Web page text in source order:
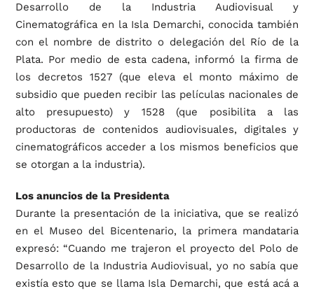
Desarrollo de la Industria Audiovisual y
Cinematográfica en la Isla Demarchi, conocida también
con el nombre de distrito o delegación del Río de la
Plata. Por medio de esta cadena, informó la firma de
los decretos 1527 (que eleva el monto máximo de
subsidio que pueden recibir las películas nacionales de
alto presupuesto) y 1528 (que posibilita a las
productoras de contenidos audiovisuales, digitales y
cinematográficos acceder a los mismos beneficios que
se otorgan a la industria).
Los anuncios de la Presidenta
Durante la presentación de la iniciativa, que se realizó
en el Museo del Bicentenario, la primera mandataria
expresó: “Cuando me trajeron el proyecto del Polo de
Desarrollo de la Industria Audiovisual, yo no sabía que
existía esto que se llama Isla Demarchi, que está acá a